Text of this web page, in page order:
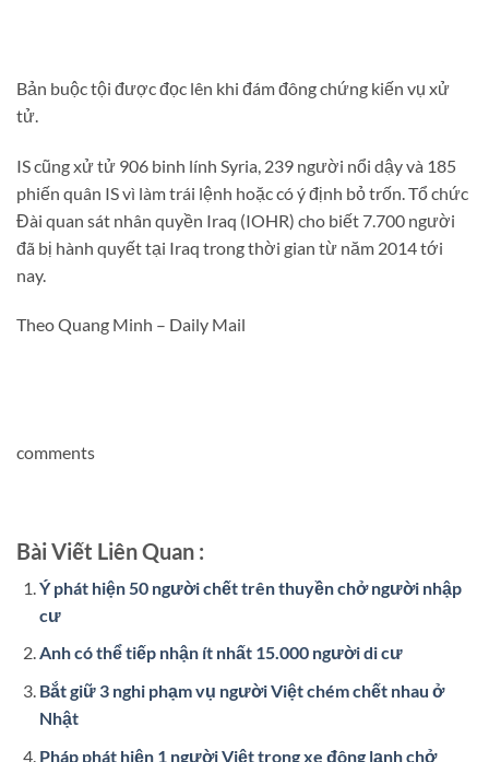
Bản buộc tội được đọc lên khi đám đông chứng kiến vụ xử
tử.
IS cũng xử tử 906 binh lính Syria, 239 người nổi dậy và 185
phiến quân IS vì làm trái lệnh hoặc có ý định bỏ trốn. Tổ chức
Đài quan sát nhân quyền Iraq (IOHR) cho biết 7.700 người
đã bị hành quyết tại Iraq trong thời gian từ năm 2014 tới
nay.
Theo Quang Minh – Daily Mail
comments
Bài Viết Liên Quan :
Ý phát hiện 50 người chết trên thuyền chở người nhập
cư
Anh có thể tiếp nhận ít nhất 15.000 người di cư
Bắt giữ 3 nghi phạm vụ người Việt chém chết nhau ở
Nhật
Pháp phát hiện 1 người Việt trong xe đông lạnh chở